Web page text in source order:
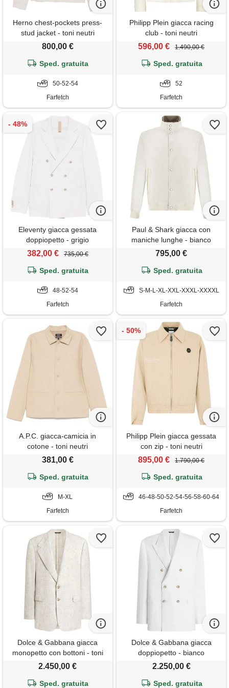
Herno chest-pockets press-
stud jacket - toni neutri
800,00 €
Sped. gratuita
50-52-54
Farfetch
Philipp Plein giacca racing
club - toni neutri
596,00 € 1.490,00 €
Sped. gratuita
52
Farfetch
Eleventy giacca gessata
doppiopetto - grigio
382,00 € 735,00 €
Sped. gratuita
48-52-54
Farfetch
Paul & Shark giacca con
maniche lunghe - bianco
795,00 €
Sped. gratuita
S-M-L-XL-XXL-XXXL-XXXXL
Farfetch
A.P.C. giacca-camicia in
cotone - toni neutri
381,00 €
Sped. gratuita
M-XL
Farfetch
Philipp Plein giacca gessata
con zip - toni neutri
895,00 € 1.790,00 €
Sped. gratuita
46-48-50-52-54-56-58-60-64
Farfetch
Dolce & Gabbana giacca
monopetto con bottoni - toni
neutri
2.450,00 €
Sped. gratuita
Dolce & Gabbana giacca
doppiopetto - bianco
2.250,00 €
Sped. gratuita